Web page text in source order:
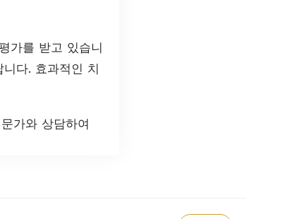
가를 받고 있습니
다. 효과적인 치
가와 상담하여